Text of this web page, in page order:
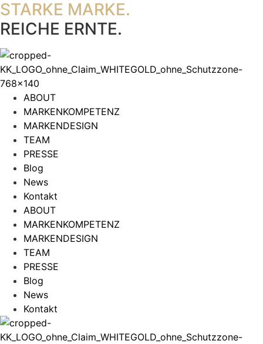
STARKE MARKE.
REICHE ERNTE.
ABOUT
MARKENKOMPETENZ
MARKENDESIGN
TEAM
PRESSE
Blog
News
Kontakt
ABOUT
MARKENKOMPETENZ
MARKENDESIGN
TEAM
PRESSE
Blog
News
Kontakt